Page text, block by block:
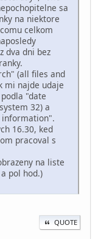
sa
na niektore
celkom
dva dni bez
(all files and
mi najde udaje
"date
32) a
information".
16.30, ked
pracoval s
na liste
pol hod.)
QUOTE